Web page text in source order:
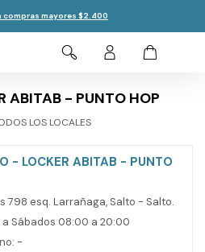
compras mayores $2.400
ABITAB - PUNTO HOP
LOS LOCALES
- LOCKER ABITAB - PUNTO
798 esq. Larrañaga, Salto - Salto.
a Sábados 08:00 a 20:00
-